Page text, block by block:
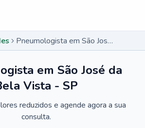
Pneumologista em São José da Bela Vista - SP
em São José da
Vista - SP
reduzidos e agende agora a sua
consulta.